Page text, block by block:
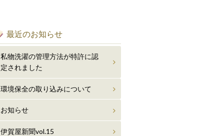
最近のお知らせ
私物洗濯の管理方法が特許に認
定されました
環境保全の取り込みについて
お知らせ
伊賀屋新聞vol.15